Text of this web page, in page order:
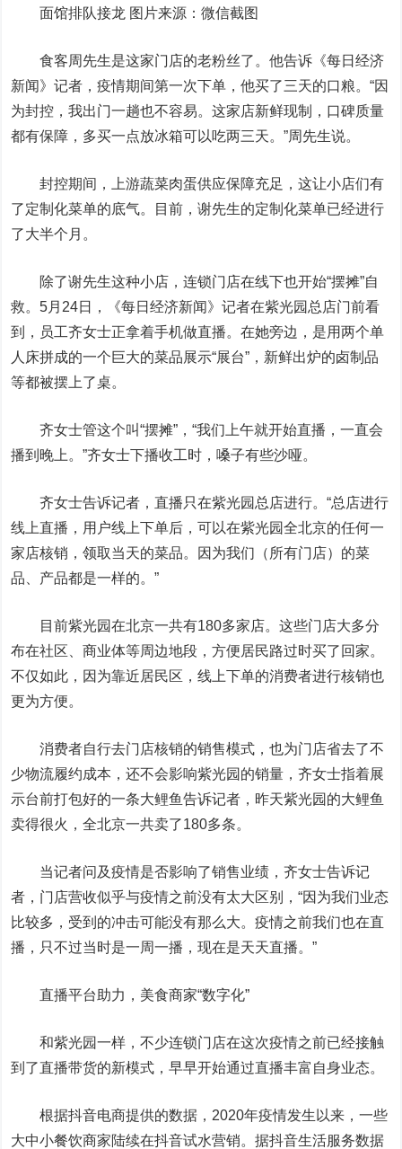
面馆排队接龙 图片来源：微信截图
食客周先生是这家门店的老粉丝了。他告诉《每日经济
新闻》记者，疫情期间第一次下单，他买了三天的口粮。“因
为封控，我出门一趟也不容易。这家店新鲜现制，口碑质量
都有保障，多买一点放冰箱可以吃两三天。”周先生说。
封控期间，上游蔬菜肉蛋供应保障充足，这让小店们有
了定制化菜单的底气。目前，谢先生的定制化菜单已经进行
了大半个月。
除了谢先生这种小店，连锁门店在线下也开始“摆摊”自
救。5月24日，《每日经济新闻》记者在紫光园总店门前看
到，员工齐女士正拿着手机做直播。在她旁边，是用两个单
人床拼成的一个巨大的菜品展示“展台”，新鲜出炉的卤制品
等都被摆上了桌。
齐女士管这个叫“摆摊”，“我们上午就开始直播，一直会
播到晚上。”齐女士下播收工时，嗓子有些沙哑。
齐女士告诉记者，直播只在紫光园总店进行。“总店进行
线上直播，用户线上下单后，可以在紫光园全北京的任何一
家店核销，领取当天的菜品。因为我们（所有门店）的菜
品、产品都是一样的。”
目前紫光园在北京一共有180多家店。这些门店大多分
布在社区、商业体等周边地段，方便居民路过时买了回家。
不仅如此，因为靠近居民区，线上下单的消费者进行核销也
更为方便。
消费者自行去门店核销的销售模式，也为门店省去了不
少物流履约成本，还不会影响紫光园的销量，齐女士指着展
示台前打包好的一条大鲤鱼告诉记者，昨天紫光园的大鲤鱼
卖得很火，全北京一共卖了180多条。
当记者问及疫情是否影响了销售业绩，齐女士告诉记
者，门店营收似乎与疫情之前没有太大区别，“因为我们业态
比较多，受到的冲击可能没有那么大。疫情之前我们也在直
播，只不过当时是一周一播，现在是天天直播。”
直播平台助力，美食商家“数字化”
和紫光园一样，不少连锁门店在这次疫情之前已经接触
到了直播带货的新模式，早早开始通过直播丰富自身业态。
根据抖音电商提供的数据，2020年疫情发生以来，一些
大中小餐饮商家陆续在抖音试水营销。据抖音生活服务数据